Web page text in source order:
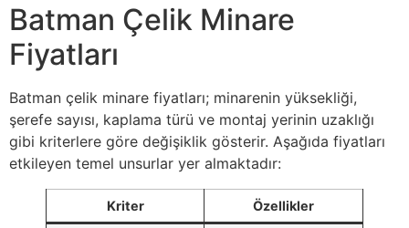
Batman Çelik Minare
Fiyatları
Batman çelik minare fiyatları; minarenin yüksekliği,
şerefe sayısı, kaplama türü ve montaj yerinin uzaklığı
gibi kriterlere göre değişiklik gösterir. Aşağıda fiyatları
etkileyen temel unsurlar yer almaktadır:
Kriter Özellikler